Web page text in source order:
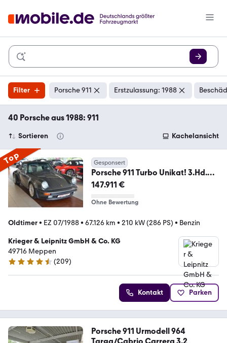
Filter Porsche 911 Erstzulassung: 1988
40 Porsche aus 1988: 911
Sortieren Kachelansicht
Top Gesponsert
Porsche 911 Turbo Unikat! 3.Hd.
felsengrün Original !
147.911 €
Ohne Bewertung
Oldtimer• EZ 07/1988• 67.126 km • 210 kW (286 PS) • Benzin
Krieger & Leipnitz GmbH & Co. KG
49716 Meppen
4.7 Sterne
(209)
Kontakt Parken
Porsche 911 Urmodell 964